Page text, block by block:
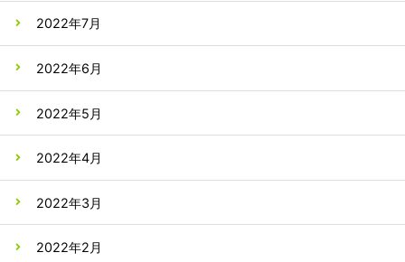
2022年7月
2022年6月
2022年5月
2022年4月
2022年3月
2022年2月